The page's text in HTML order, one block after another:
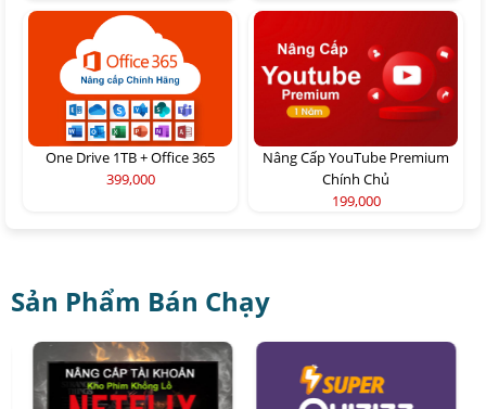
One Drive 1TB + Office 365
399,000
Nâng Cấp YouTube Premium
Chính Chủ
199,000
Sản Phẩm Bán Chạy